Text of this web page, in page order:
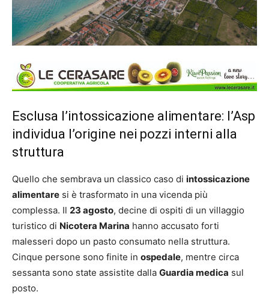
Esclusa l’intossicazione alimentare: l’Asp
individua l’origine nei pozzi interni alla
struttura
Quello che sembrava un classico caso di intossicazione
alimentare si è trasformato in una vicenda più
complessa. Il 23 agosto, decine di ospiti di un villaggio
turistico di Nicotera Marina hanno accusato forti
malesseri dopo un pasto consumato nella struttura.
Cinque persone sono finite in ospedale, mentre circa
sessanta sono state assistite dalla Guardia medica sul
posto.